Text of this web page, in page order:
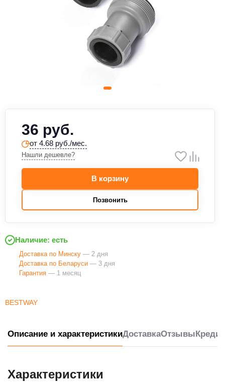
BESTWAY
36 руб.
от 4.68 руб./мес.
Нашли дешевле?
В корзину
Позвонить
Наличие: есть
Доставка по Минску — 2 дня
Доставка по Беларуси — 3 дня
Гарантия — 1 месяц
Описание и характеристикиДоставкаОтзывы
Характеристики